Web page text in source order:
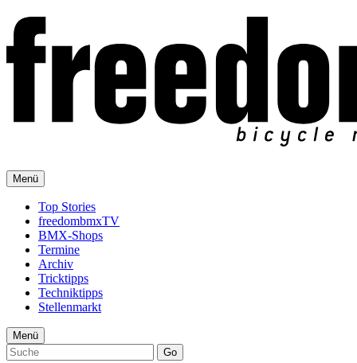
Menü
Top Stories
freedombmxTV
BMX-Shops
Termine
Archiv
Tricktipps
Techniktipps
Stellenmarkt
Menü
Go